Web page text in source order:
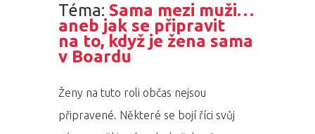
Téma:Sama mezi muži…
aneb jak se připravit
na to, když je žena sama
v Boardu
Ženy na tuto roli občas nejsou
připravené. Některé se bojí říci svůj
Osobnosti
Dopad
Aktuality
Partneři